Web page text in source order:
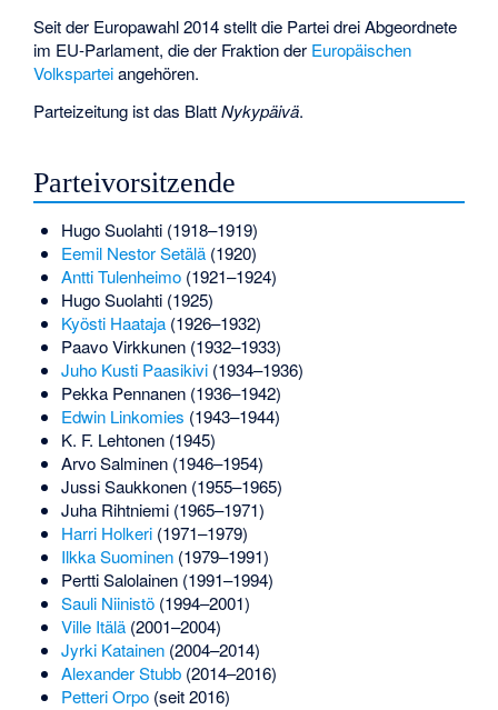
Seit der Europawahl 2014 stellt die Partei drei Abgeordnete
im EU-Parlament, die der Fraktion der Europäischen
Volksparteiangehören.
Parteizeitung ist das BlattNykypäivä.
Parteivorsitzende
Hugo Suolahti(1918–1919)
Eemil Nestor Setälä(1920)
Antti Tulenheimo(1921–1924)
Hugo Suolahti(1925)
Kyösti Haataja(1926–1932)
Paavo Virkkunen(1932–1933)
Juho Kusti Paasikivi(1934–1936)
Pekka Pennanen(1936–1942)
Edwin Linkomies (1943–1944)
K. F. Lehtonen(1945)
Arvo Salminen(1946–1954)
Jussi Saukkonen(1955–1965)
Juha Rihtniemi(1965–1971)
Harri Holkeri(1971–1979)
Ilkka Suominen(1979–1991)
Pertti Salolainen(1991–1994)
Sauli Niinistö(1994–2001)
Ville Itälä(2001–2004)
Jyrki Katainen(2004–2014)
Alexander Stubb(2014–2016)
Petteri Orpo(seit 2016)